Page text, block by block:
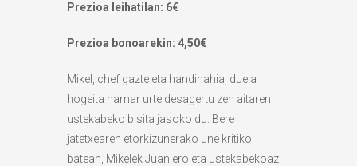
Prezioa leihatilan: 6€
Prezioa bonoarekin: 4,50€
Mikel, chef gazte eta handinahia, duela
hogeita hamar urte desagertu zen aitaren
ustekabeko bisita jasoko du. Bere
jatetxearen etorkizunerako une kritiko
batean, Mikelek Juan ero eta ustekabekoaz